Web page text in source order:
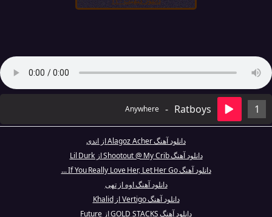
1
Ratboys
-
Anywhere
دانلود آهنگ Alagoz Acher از اندی
دانلود آهنگ Shootout @ My Crib از Lil Durk
دانلود آهنگ If You Really Love Her, Let Her Go ...
دانلود آهنگ اوه از تهی
دانلود آهنگ Vertigo از Khalid
دانلود آهنگ GOLD STACKS از Future